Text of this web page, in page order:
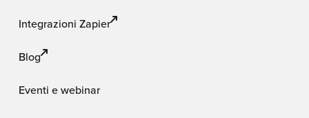
Integrazioni Zapier
Blog
Eventi e webinar